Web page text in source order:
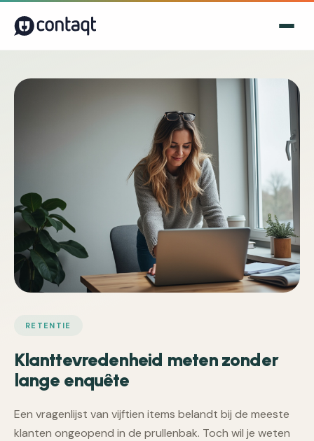
RETENTIE
Klanttevredenheid meten zonder
lange enquête
Een vragenlijst van vijftien items belandt bij de meeste
klanten ongeopend in de prullenbak. Toch wil je weten